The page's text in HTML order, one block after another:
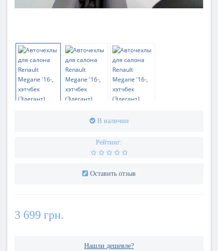
В наличии
Рейтинг:
Оставить отзыв
3 699 грн.
Нашли дешевле?